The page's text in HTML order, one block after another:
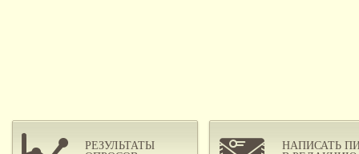
РЕЗУЛЬТАТЫ
НАПИСАТЬ